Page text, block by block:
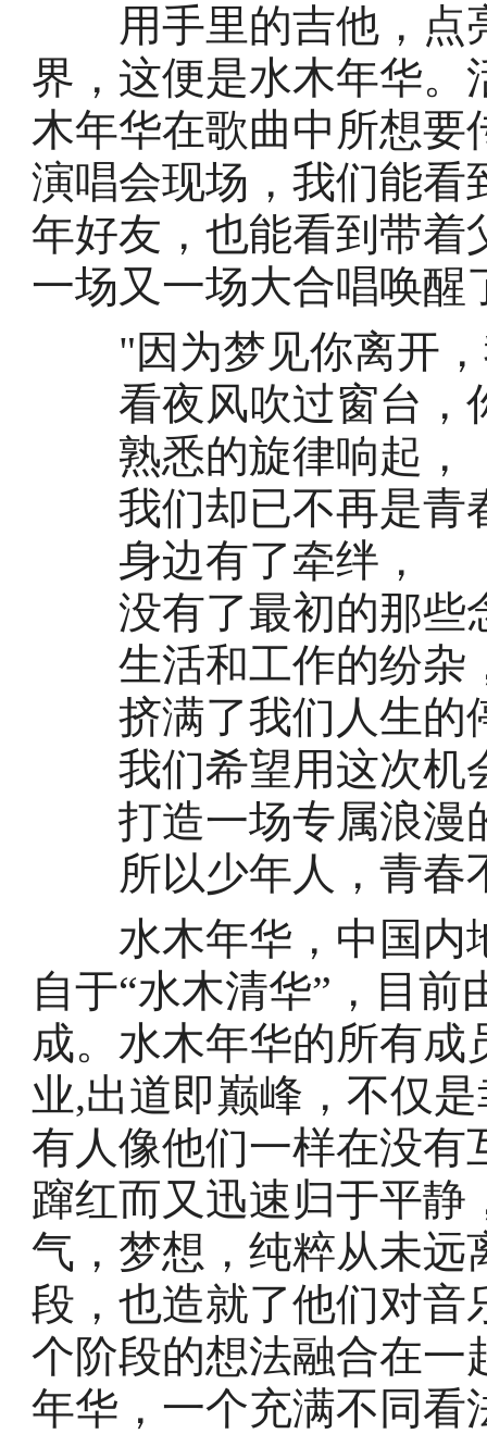
用手里的吉他，点
界，这便是水木年华。
木年华在歌曲中所想要
演唱会现场，我们能看
年好友，也能看到带着
一场又一场大合唱唤醒
"因为梦见你离开，
看夜风吹过窗台，
熟悉的旋律响起，
我们却已不再是青
身边有了牵绊，
没有了最初的那些
生活和工作的纷杂
挤满了我们人生的
我们希望用这次机
打造一场专属浪漫
所以少年人，青春
水木年华，中国内
自于“水木清华”，目
成。水木年华的所有
业,出道即巅峰，不仅
有人像他们一样在没有
蹿红而又迅速归于平
气，梦想，纯粹从未远
段，也造就了他们对音
个阶段的想法融合在一
年华，一个充满不同看